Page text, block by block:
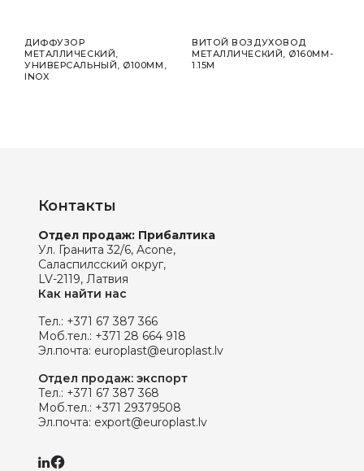
ДИФФУЗОР
МЕТАЛЛИЧЕСКИЙ,
УНИВЕРСАЛЬНЫЙ, Ø100MM,
INOX
ВИТОЙ ВОЗДУХОВОД
МЕТАЛЛИЧЕСКИЙ, Ø160MM-
1.15M
Контакты
Отдел продаж: Прибалтика
Ул. Гранита 32/6, Acone,
Саласпилсский округ,
LV-2119, Латвия
Как найти нас
Тел.: +371 67 387 366
Моб.тел.: +371 28 664 918
Эл.почта: europlast@europlast.lv
Отдел продаж: экспорт
Тел.: +371 67 387 368
Моб.тел.: +371 29379508
Эл.почта: export@europlast.lv